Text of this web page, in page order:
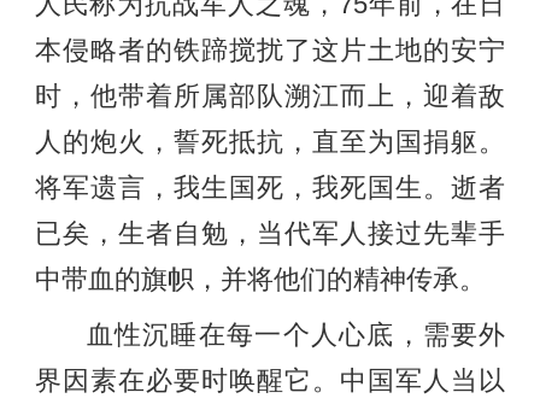
本侵略者的铁蹄搅扰了这片土地的安宁
时，他带着所属部队溯江而上，迎着敌
人的炮火，誓死抵抗，直至为国捐躯。
将军遗言，我生国死，我死国生。逝者
已矣，生者自勉，当代军人接过先辈手
中带血的旗帜，并将他们的精神传承。
血性沉睡在每一个人心底，需要外
界因素在必要时唤醒它。中国军人当以